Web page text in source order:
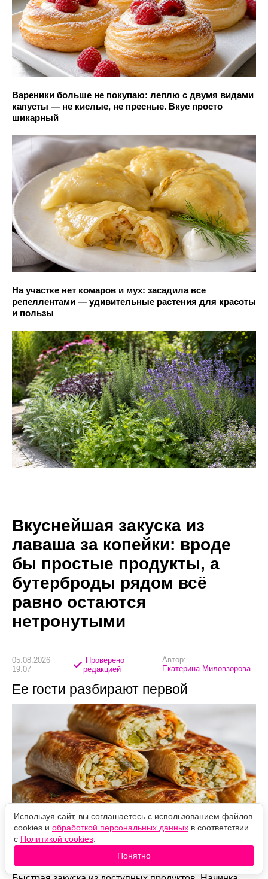
Вареники больше не покупаю: леплю с двумя видами
капусты — не кислые, не пресные. Вкус просто
шикарный
На участке нет комаров и мух: засадила все
репеллентами — удивительные растения для красоты
и пользы
Вкуснейшая закуска из
лаваша за копейки: вроде
бы простые продукты, а
бутерброды рядом всё
равно остаются
нетронутыми
05.08.2026
19:07
Проверено
редакцией
Автор:
Екатерина Миловзорова
Ее гости разбирают первой
Источник фото: Legion-Media
Используя сайт, вы соглашаетесь с использованием файлов
cookies и обработкой персональных данных в соответствии
с Политикой cookies
Понятно